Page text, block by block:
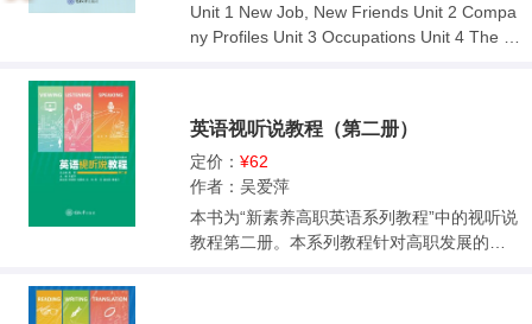
Unit 1 New Job, New Friends Unit 2 Compa
ny Profiles Unit 3 Occupations Unit 4 The Pl
英语视听说教程（第二册）
定价： ¥62
作者：吴爱萍
本书为“新素养高职英语系列教程”中的视听说
教程第二册。本系列教程针对高职发展的新